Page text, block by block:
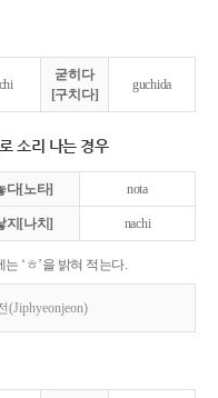
굳히다
[구치다]
guchida
소리 나는 경우
다[노타] nota
지[나치] nachi
는 ‘ㅎ’을 밝혀 적는다.
(Jiphyeonjeon)